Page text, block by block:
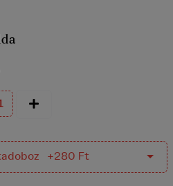
+280 Ft